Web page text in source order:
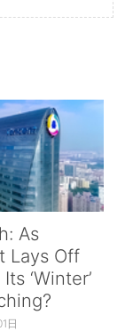
As
Lays Off
‘Winter’
日